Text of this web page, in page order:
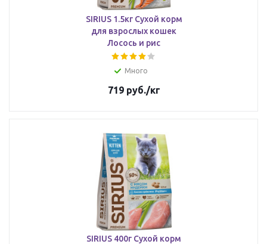
SIRIUS 1.5кг Сухой корм
для взрослых кошек
Лосось и рис
Много
719руб./кг
SIRIUS 400г Сухой корм